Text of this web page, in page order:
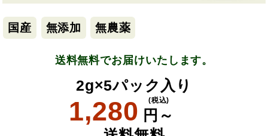
国産 無添加 無農薬
送料無料でお届けいたします。
2g×5パック入り
1,280 円～
(税込)